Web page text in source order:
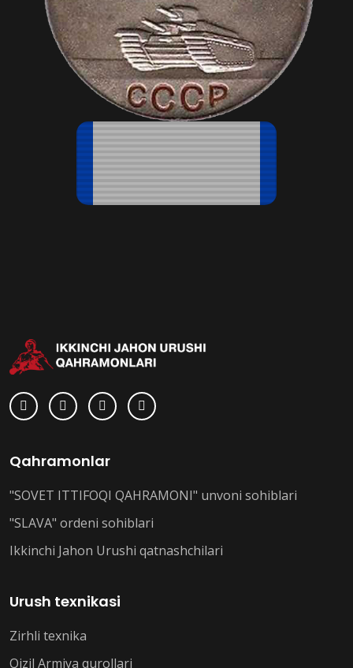
Qahramonlar
"SOVET ITTIFOQI QAHRAMONI" unvoni sohiblari
"SLAVA" ordeni sohiblari
Ikkinchi Jahon Urushi qatnashchilari
Urush texnikasi
Zirhli texnika
Qizil Armiya qurollari